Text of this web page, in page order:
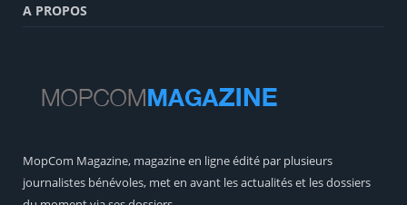
A PROPOS
MopCom Magazine, magazine en ligne édité par plusieurs
journalistes bénévoles, met en avant les actualités et les dossiers